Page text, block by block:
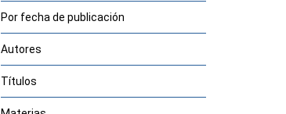
Por fecha de publicación
Autores
Títulos